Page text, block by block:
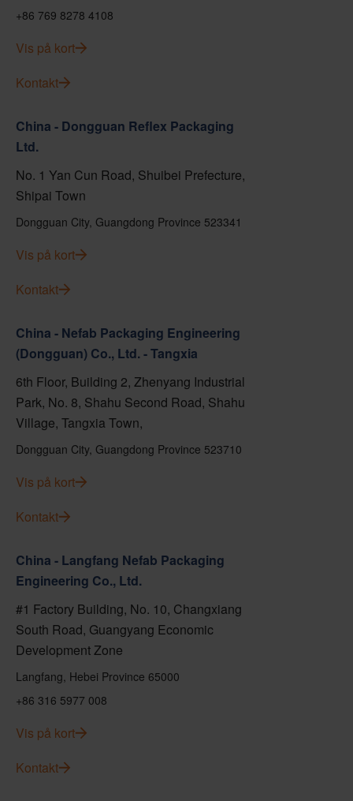
+86 769 8278 4108
Vis på kort
Kontakt
China - Dongguan Reflex Packaging
Ltd.
No. 1 Yan Cun Road, Shuibei Prefecture,
Shipai Town
Dongguan City, Guangdong Province 523341
Vis på kort
Kontakt
China - Nefab Packaging Engineering
(Dongguan) Co., Ltd. - Tangxia
6th Floor, Building 2, Zhenyang Industrial
Park, No. 8, Shahu Second Road, Shahu
Village, Tangxia Town,
Dongguan City, Guangdong Province 523710
Vis på kort
Kontakt
China - Langfang Nefab Packaging
Engineering Co., Ltd.
#1 Factory Building, No. 10, Changxiang
South Road, Guangyang Economic
Development Zone
Langfang, Hebei Province 65000
+86 316 5977 008
Vis på kort
Kontakt